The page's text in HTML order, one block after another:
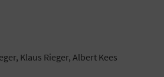
Klaus Rieger, Albert Kees